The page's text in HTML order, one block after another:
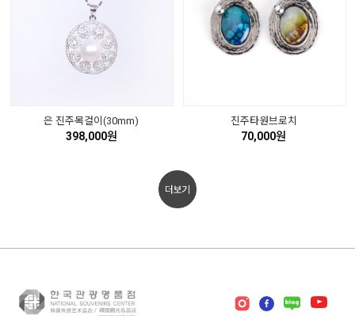
은 진주목걸이(30mm)
398,000원
진주타원브로치
70,000원